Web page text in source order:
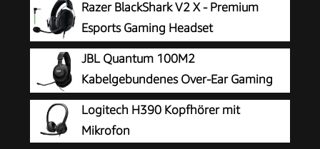
Razer BlackShark V2 X - Premium
Esports Gaming Headset
(Kabelgebundene Kopfhörer mit
50mm-Treiber, Rauschunterdrückung für PC,
Mac, PS4, Xbox One & Switch) Schwarz
JBL Quantum 100M2
Kabelgebundenes Over-Ear Gaming
Headset mit JBL QuantumSOUND
Signature, 3,5-mm-Klinke, Multi-Plattform-
Kompatibilität und abnehmbarem Mikrofon mit
Logitech H390 Kopfhörer mit
Mikrofon